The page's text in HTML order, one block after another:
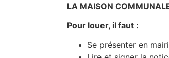
LA MAISON
Pour louer, il faut :
Se présenter en